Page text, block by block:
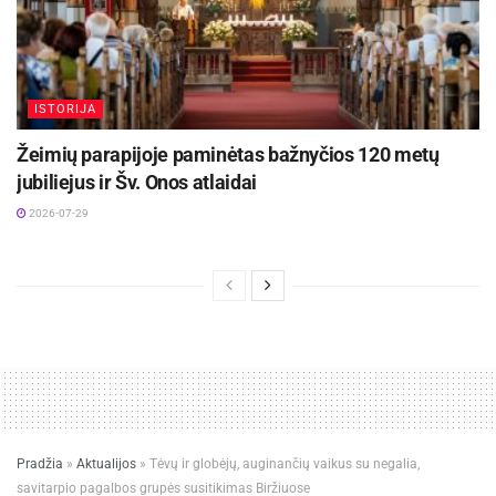
emociniam, pažintiniam ir kūrybiniam.
Šaltinis: Ukmergės rajono savivaldybė
ISTORIJA
Žeimių parapijoje paminėtas bažnyčios 120 metų
jubiliejus ir Šv. Onos atlaidai
2026-07-29
Pradžia » Aktualijos » Tėvų ir globėjų, auginančių vaikus su negalia,
savitarpio pagalbos grupės susitikimas Biržiuose